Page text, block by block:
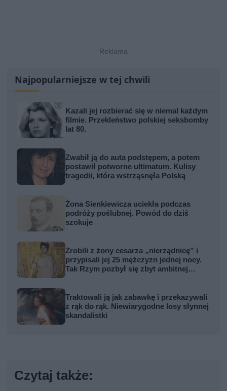
Najpopularniejsze w tej chwili
Kazali jej rozbierać się w niemal każdym
filmie. Przekleństwo polskiej seksbomby
lat 80.
Zwabił ją do auta podstępem, a potem
postawił potworne ultimatum. Kulisy
tragedii, która wstrząsnęła Polską
Żona Sienkiewicza uciekła podczas
podróży poślubnej. Powód do dziś
szokuje
Zrobili z żony cesarza „nierządnicę” i
przypisali jej 25 mężczyzn jednej nocy.
Tak Rzym pozbył się zbyt ambitnej
Traktowali ją jak zabawkę i przekazywali
z rąk do rąk. Niewiarygodne losy słynnej
skandalistki
Czytaj także: